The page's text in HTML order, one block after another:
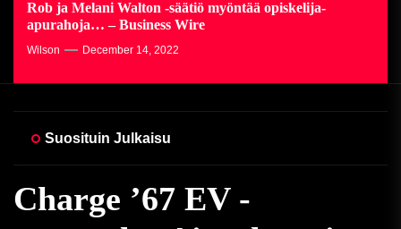
Rob ja Melani Walton -säätiö myöntää opiskelija-
apurahoja… – Business Wire
Wilson December 14, 2022
Suosituin Julkaisu
Jotkin korkeakoulut
Charge ’67 EV -
Rentoudu! Vuoden 2023
Katseet Esseniin: Osa 1 –